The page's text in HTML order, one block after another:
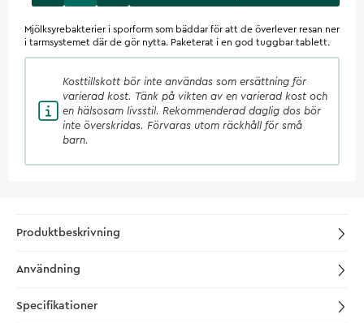
Mjölksyrebakterier i sporform som bäddar för att de överlever resan ner
i tarmsystemet där de gör nytta. Paketerat i en god tuggbar tablett.
Kosttillskott bör inte användas som ersättning för
varierad kost. Tänk på vikten av en varierad kost och
en hälsosam livsstil. Rekommenderad daglig dos bör
inte överskridas. Förvaras utom räckhåll för små
barn.
Produktbeskrivning
Användning
Specifikationer